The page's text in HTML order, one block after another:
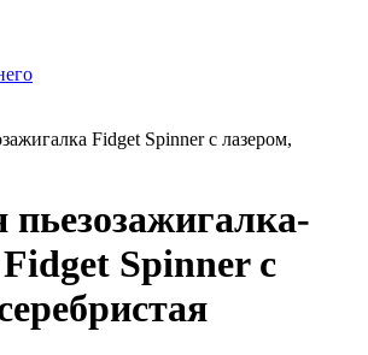
Fidget Spinner с лазером,
Spinner с